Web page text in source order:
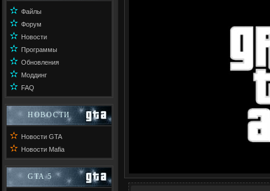
✫ Файлы
✫ Форум
✫ Новости
✫ Программы
✫ Обновления
✫ Моддинг
✫ FAQ
НОВОСТИ
✫ Новости GTA
✫ Новости Mafia
GTA 5